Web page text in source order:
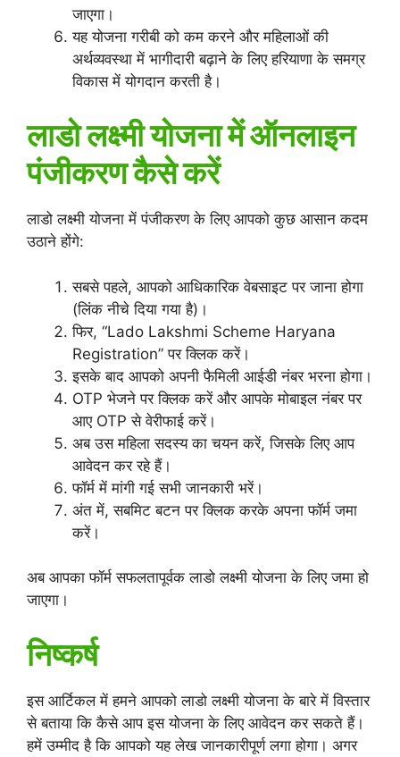
जाएगा।
यह योजना गरीबी को कम करने और महिलाओं की
अर्थव्यवस्था में भागीदारी बढ़ाने के लिए हरियाणा के समग्र
विकास में योगदान करती है।
लाडो लक्ष्मी योजना में ऑनलाइन
पंजीकरण कैसे करें
लाडो लक्ष्मी योजना में पंजीकरण के लिए आपको कुछ आसान कदम
उठाने होंगे:
सबसे पहले, आपको आधिकारिक वेबसाइट पर जाना होगा
(लिंक नीचे दिया गया है)।
फिर, “Lado Lakshmi Scheme Haryana
Registration” पर क्लिक करें।
इसके बाद आपको अपनी फैमिली आईडी नंबर भरना होगा।
OTP भेजने पर क्लिक करें और आपके मोबाइल नंबर पर
आए OTP से वेरीफाई करें।
अब उस महिला सदस्य का चयन करें, जिसके लिए आप
आवेदन कर रहे हैं।
फॉर्म में मांगी गई सभी जानकारी भरें।
अंत में, सबमिट बटन पर क्लिक करके अपना फॉर्म जमा
करें।
अब आपका फॉर्म सफलतापूर्वक लाडो लक्ष्मी योजना के लिए जमा हो
जाएगा।
निष्कर्ष
इस आर्टिकल में हमने आपको लाडो लक्ष्मी योजना के बारे में विस्तार
से बताया कि कैसे आप इस योजना के लिए आवेदन कर सकते हैं।
हमें उम्मीद है कि आपको यह लेख जानकारीपूर्ण लगा होगा। अगर